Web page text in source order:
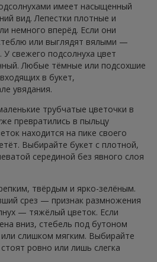
имеет насыщенный
вид. Лепестки плотные и
немного вперёд. Если они
или выглядят вялыми —
свежего подсолнуха цвет
Любые тёмные или подсохшие
в букет,
увядания.
трубчатые цветочки в
превратились в пыльцу
находится на пике своего
Выбирайте букет с плотной,
серединой без явного слоя
твёрдым и ярко-зелёным.
срез — признак размножения
— тяжёлый цветок. Если
вниз, стебель под бутоном
слишком мягким. Выбирайте
ровно или лишь слегка